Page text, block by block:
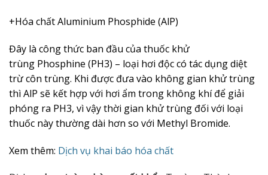
+Hóa chất Aluminium Phosphide (AlP)
Đây là công thức ban đầu của thuốc khử
trùng Phosphine (PH3) – loại hơi độc có tác dụng diệt
trừ côn trùng. Khi được đưa vào không gian khử trùng
thì AlP sẽ kết hợp với hơi ẩm trong không khí để giải
phóng ra PH3, vì vậy thời gian khử trùng đối với loại
thuốc này thường dài hơn so với Methyl Bromide.
Xem thêm: Dịch vụ khai báo hóa chất